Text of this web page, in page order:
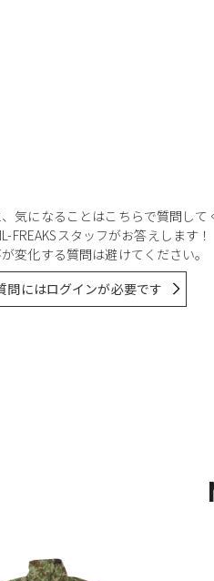
気になることはこちらで質問して
FREAKSスタッフがお答えします！
変化する質問は避けてください。
問にはログインが必要です